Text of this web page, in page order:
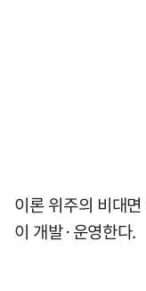
이론 위주의 비대
이 개발·운영한다.